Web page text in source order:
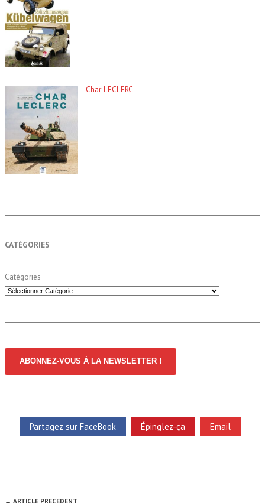
Char LECLERC
CATÉGORIES
Catégories
ABONNEZ-VOUS À LA NEWSLETTER !
Partagez sur FaceBook Épinglez-ça Email
← ARTICLE PRÉCÉDENT